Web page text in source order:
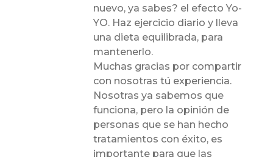
nuevo, ya sabes? el efecto Yo-
YO. Haz ejercicio diario y lleva
una dieta equilibrada, para
mantenerlo.
Muchas gracias por compartir
con nosotras tú experiencia.
Nosotras ya sabemos que
funciona, pero la opinión de
personas que se han hecho
tratamientos con éxito, es
importante para que las